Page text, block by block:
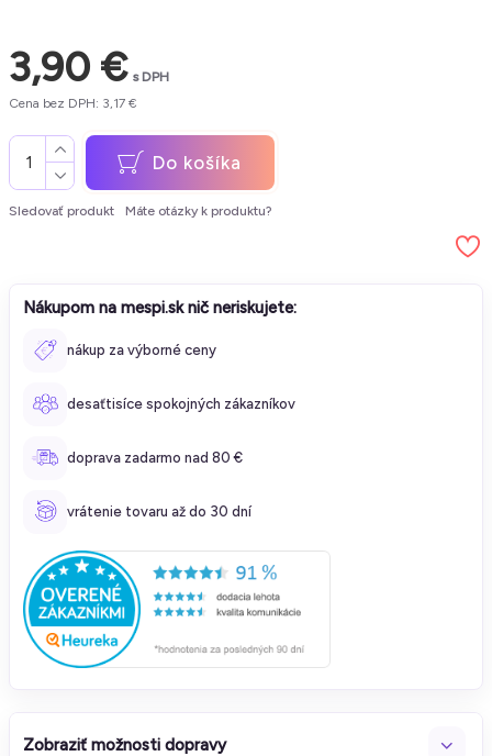
3,90 € s DPH
Cena bez DPH: 3,17 €
Do košíka
Sledovať produkt Máte otázky k produktu?
Nákupom na mespi.sk nič neriskujete:
nákup za výborné ceny
desaťtisíce spokojných zákazníkov
doprava zadarmo nad 80 €
vrátenie tovaru až do 30 dní
Zobraziť možnosti dopravy